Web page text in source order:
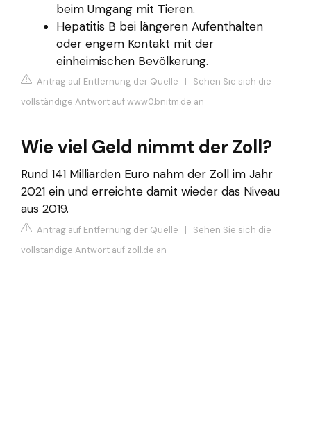
beim Umgang mit Tieren.
Hepatitis B bei längeren Aufenthalten
oder engem Kontakt mit der
einheimischen Bevölkerung.
Antrag auf Entfernung der Quelle | Sehen Sie sich die
vollständige Antwort auf www0.bnitm.de an
Wie viel Geld nimmt der Zoll?
Rund 141 Milliarden Euro nahm der Zoll im Jahr
2021 ein und erreichte damit wieder das Niveau
aus 2019.
Antrag auf Entfernung der Quelle | Sehen Sie sich die
vollständige Antwort auf zoll.de an